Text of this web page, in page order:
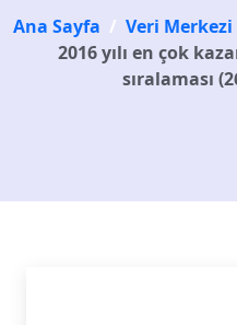
Ana Sayfa / Veri Merkezi
2016 yılı en çok
sıralaması